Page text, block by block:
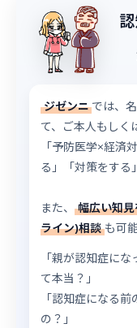
ジゼンニ では、
て、ご本人もしく
「予防医学×経済
る」「対策をする
また、
幅広い知
ライン)相談も可
「親が認知症に
て本当？」
「認知症になる
の？」